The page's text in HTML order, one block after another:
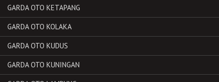
GARDA OTO KETAPANG
GARDA OTO KOLAKA
GARDA OTO KUDUS
GARDA OTO KUNINGAN